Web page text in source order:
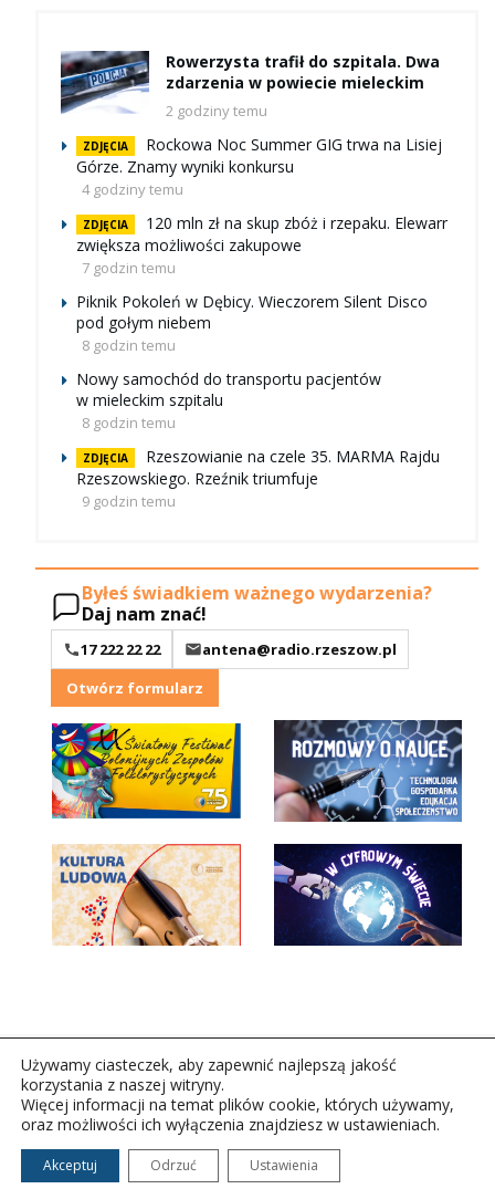
Rowerzysta trafił do szpitala. Dwa
zdarzenia w powiecie mieleckim
2 godziny temu
ZDJĘCIA
Rockowa Noc Summer GIG trwa na Lisiej
Górze. Znamy wyniki konkursu
4 godziny temu
ZDJĘCIA
120 mln zł na skup zbóż i rzepaku. Elewarr
zwiększa możliwości zakupowe
7 godzin temu
Piknik Pokoleń w Dębicy. Wieczorem Silent Disco
pod gołym niebem
8 godzin temu
Nowy samochód do transportu pacjentów
w mieleckim szpitalu
8 godzin temu
ZDJĘCIA
Rzeszowianie na czele 35. MARMA Rajdu
Rzeszowskiego. Rzeźnik triumfuje
9 godzin temu
Byłeś świadkiem ważnego wydarzenia?
Daj nam znać!
17 222 22 22
antena@radio.rzeszow.pl
Otwórz formularz
Copyright © 2026Polskie Radio Rzeszów S.A. w likwidacj.
Wszelkie prawa zastrzeżone.
Używamy ciasteczek, aby zapewnić najlepszą jakość
korzystania z naszej witryny.
Więcej informacji na temat plików cookie, których używamy,
oraz możliwości ich wyłączenia znajdziesz w ustawieniach.
Akceptuj Odrzuć Ustawienia